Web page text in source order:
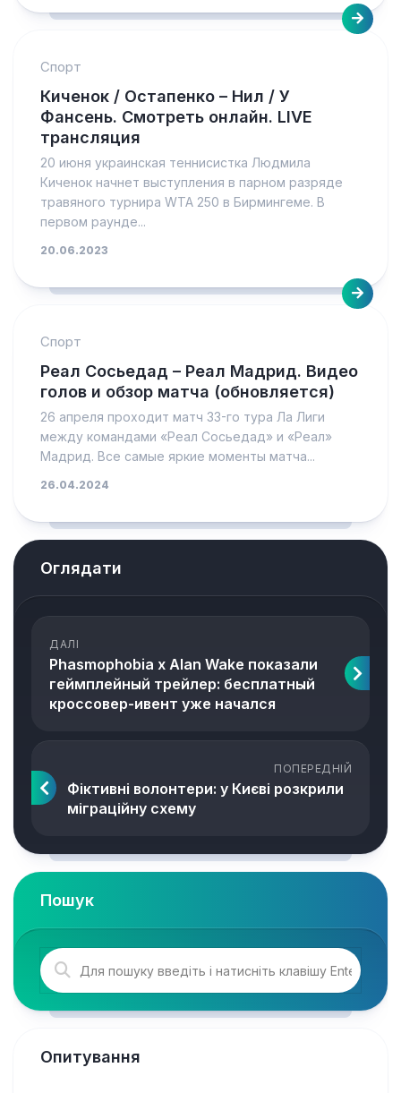
Спорт
Киченок / Остапенко – Нил / У
Фансень. Смотреть онлайн. LIVE
трансляция
20 июня украинская теннисистка Людмила
Киченок начнет выступления в парном разряде
травяного турнира WTA 250 в Бирмингеме. В
первом раунде...
20.06.2023
Спорт
Реал Сосьедад – Реал Мадрид. Видео
голов и обзор матча (обновляется)
26 апреля проходит матч 33-го тура Ла Лиги
между командами «Реал Сосьедад» и «Реал»
Мадрид. Все самые яркие моменты матча...
26.04.2024
Оглядати
ДАЛІ
Phasmophobia x Alan Wake показали
геймплейный трейлер: бесплатный
кроссовер-ивент уже начался
ПОПЕРЕДНІЙ
Фіктивні волонтери: у Києві розкрили
міграційну схему
Пошук
Опитування